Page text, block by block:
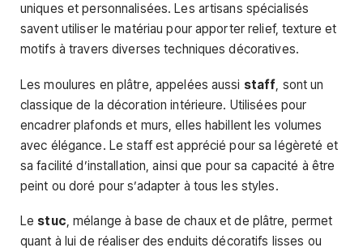
uniques et personnalisées. Les artisans spécialisés
savent utiliser le matériau pour apporter relief, texture et
motifs à travers diverses techniques décoratives.
Les moulures en plâtre, appelées aussi staff , sont un
classique de la décoration intérieure. Utilisées pour
encadrer plafonds et murs, elles habillent les volumes
avec élégance. Le staff est apprécié pour sa légèreté et
sa facilité d’installation, ainsi que pour sa capacité à être
peint ou doré pour s’adapter à tous les styles.
Le stuc , mélange à base de chaux et de plâtre, permet
quant à lui de réaliser des enduits décoratifs lisses ou